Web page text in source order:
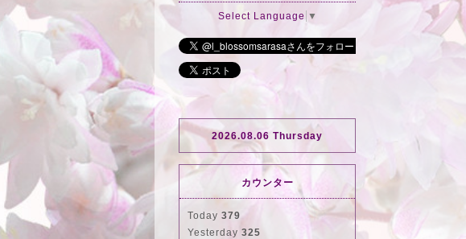
Select Language ▼
2026.08.06 Thursday
カウンター
Today 379
Yesterday 325